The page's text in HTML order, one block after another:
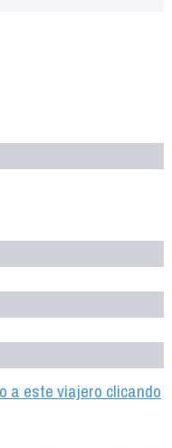
a este viajero clicando